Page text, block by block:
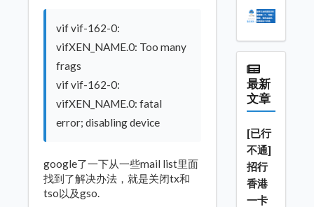
vif vif-162-0:
vifXEN_NAME.0: Too many
frags
vif vif-162-0:
vifXEN_NAME.0: fatal
error; disabling device
google了一下从一些mail list里面
找到了解决办法，就是关闭tx和
tso以及gso.
最新
文章
[已行
不通]
招行
香港
一卡